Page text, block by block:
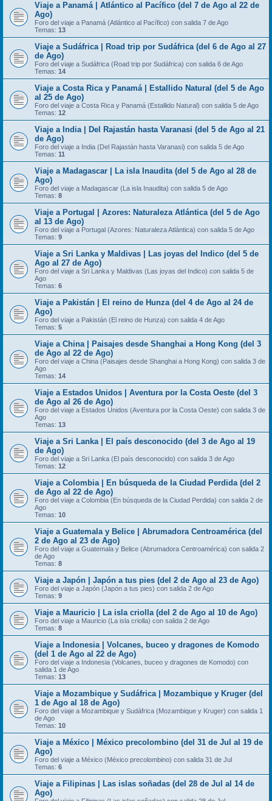
Viaje a Panamá | Atlántico al Pacífico (del 7 de Ago al 22 de
Ago)
Foro del viaje a Panamá (Atlántico al Pacífico) con salida 7 de Ago
Temas: 13
Viaje a Sudáfrica | Road trip por Sudáfrica (del 6 de Ago al 27
de Ago)
Foro del viaje a Sudáfrica (Road trip por Sudáfrica) con salida 6 de Ago
Temas: 14
Viaje a Costa Rica y Panamá | Estallido Natural (del 5 de Ago
al 25 de Ago)
Foro del viaje a Costa Rica y Panamá (Estallido Natural) con salida 5 de Ago
Temas: 12
Viaje a India | Del Rajastán hasta Varanasi (del 5 de Ago al 21
de Ago)
Foro del viaje a India (Del Rajastán hasta Varanasi) con salida 5 de Ago
Temas: 11
Viaje a Madagascar | La isla Inaudita (del 5 de Ago al 28 de
Ago)
Foro del viaje a Madagascar (La isla Inaudita) con salida 5 de Ago
Temas: 8
Viaje a Portugal | Azores: Naturaleza Atlántica (del 5 de Ago
al 13 de Ago)
Foro del viaje a Portugal (Azores: Naturaleza Atlántica) con salida 5 de Ago
Temas: 9
Viaje a Sri Lanka y Maldivas | Las joyas del Indico (del 5 de
Ago al 27 de Ago)
Foro del viaje a Sri Lanka y Maldivas (Las joyas del Indico) con salida 5 de
Ago
Temas: 6
Viaje a Pakistán | El reino de Hunza (del 4 de Ago al 24 de
Ago)
Foro del viaje a Pakistán (El reino de Hunza) con salida 4 de Ago
Temas: 5
Viaje a China | Paisajes desde Shanghai a Hong Kong (del 3
de Ago al 22 de Ago)
Foro del viaje a China (Paisajes desde Shanghai a Hong Kong) con salida 3 de
Ago
Temas: 14
Viaje a Estados Unidos | Aventura por la Costa Oeste (del 3
de Ago al 26 de Ago)
Foro del viaje a Estados Unidos (Aventura por la Costa Oeste) con salida 3 de
Ago
Temas: 13
Viaje a Sri Lanka | El país desconocido (del 3 de Ago al 19
de Ago)
Foro del viaje a Sri Lanka (El país desconocido) con salida 3 de Ago
Temas: 12
Viaje a Colombia | En búsqueda de la Ciudad Perdida (del 2
de Ago al 22 de Ago)
Foro del viaje a Colombia (En búsqueda de la Ciudad Perdida) con salida 2 de
Ago
Temas: 10
Viaje a Guatemala y Belice | Abrumadora Centroamérica (del
2 de Ago al 23 de Ago)
Foro del viaje a Guatemala y Belice (Abrumadora Centroamérica) con salida 2
de Ago
Temas: 8
Viaje a Japón | Japón a tus pies (del 2 de Ago al 23 de Ago)
Foro del viaje a Japón (Japón a tus pies) con salida 2 de Ago
Temas: 9
Viaje a Mauricio | La isla criolla (del 2 de Ago al 10 de Ago)
Foro del viaje a Mauricio (La isla criolla) con salida 2 de Ago
Temas: 8
Viaje a Indonesia | Volcanes, buceo y dragones de Komodo
(del 1 de Ago al 22 de Ago)
Foro del viaje a Indonesia (Volcanes, buceo y dragones de Komodo) con
salida 1 de Ago
Temas: 13
Viaje a Mozambique y Sudáfrica | Mozambique y Kruger (del
1 de Ago al 18 de Ago)
Foro del viaje a Mozambique y Sudáfrica (Mozambique y Kruger) con salida 1
de Ago
Temas: 10
Viaje a México | México precolombino (del 31 de Jul al 19 de
Ago)
Foro del viaje a México (México precolombino) con salida 31 de Jul
Temas: 6
Viaje a Filipinas | Las islas soñadas (del 28 de Jul al 14 de
Ago)